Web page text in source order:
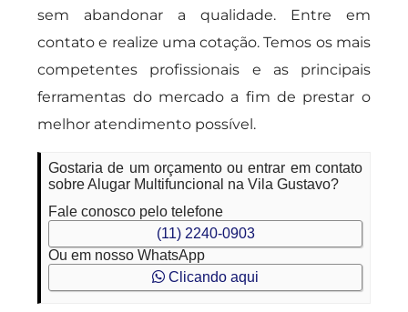
sem abandonar a qualidade. Entre em
contato e realize uma cotação. Temos os mais
competentes profissionais e as principais
ferramentas do mercado a fim de prestar o
melhor atendimento possível.
Gostaria de um orçamento ou entrar em contato
sobre Alugar Multifuncional na Vila Gustavo?
Fale conosco pelo telefone
(11) 2240-0903
Ou em nosso WhatsApp
Clicando aqui